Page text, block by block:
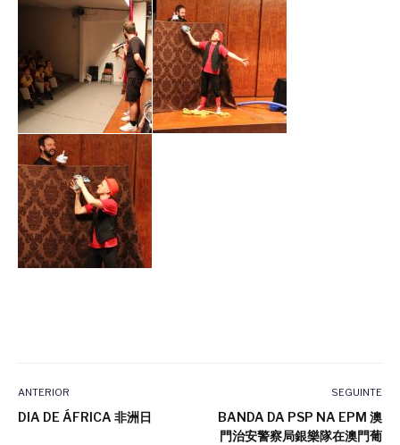
ANTERIOR
DIA DE ÁFRICA 非洲日
SEGUINTE
BANDA DA PSP NA EPM 澳
門治安警察局銀樂隊在澳門葡